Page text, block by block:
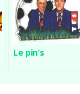
Le pin’s